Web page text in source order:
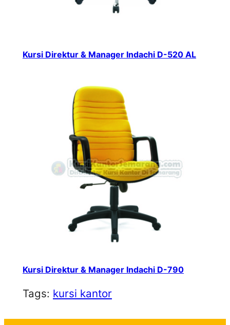
Kursi Direktur & Manager Indachi D-520 AL
Kursi Direktur & Manager Indachi D-790
Tags: kursi kantor